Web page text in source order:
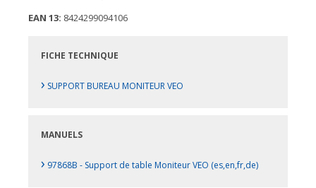
EAN 13: 8424299094106
FICHE TECHNIQUE
› SUPPORT BUREAU MONITEUR VEO
MANUELS
› 97868B - Support de table Moniteur VEO (es,en,fr,de)